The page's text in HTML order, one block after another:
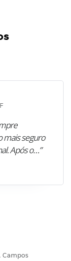
mais seguro
Após o…”
Campos